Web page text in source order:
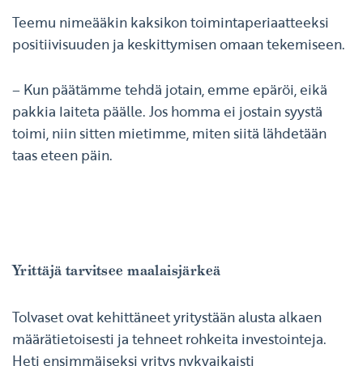
Teemu nimeääkin kaksikon toimintaperiaatteeksi
positiivisuuden ja keskittymisen omaan tekemiseen.
– Kun päätämme tehdä jotain, emme epäröi, eikä
pakkia laiteta päälle. Jos homma ei jostain syystä
toimi, niin sitten mietimme, miten siitä lähdetään
taas eteen päin.
Yrittäjä tarvitsee maalaisjärkeä
Tolvaset ovat kehittäneet yritystään alusta alkaen
määrätietoisesti ja tehneet rohkeita investointeja.
Heti ensimmäiseksi yritys nykyaikaisti